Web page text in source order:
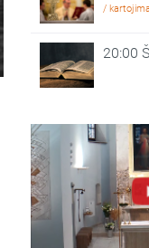
/
20:00